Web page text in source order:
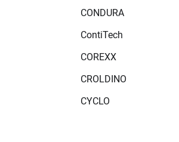
CONDURA
ContiTech
COREXX
CROLDINO
CYCLO